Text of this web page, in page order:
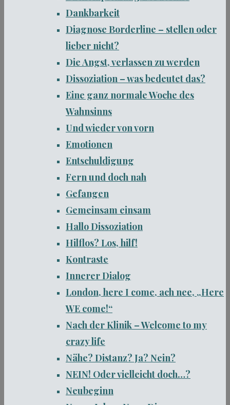
Dankbarkeit
Diagnose Borderline – stellen oder
lieber nicht?
Die Angst, verlassen zu werden
Dissoziation – was bedeutet das?
Eine ganz normale Woche des
Wahnsinns
Und wieder von vorn
Emotionen
Entschuldigung
Fern und doch nah
Gefangen
Gemeinsam einsam
Hallo Dissoziation
Hilflos? Los, hilf!
Kontraste
Innerer Dialog
London, here I come, ach nee, „Here
WE come!“
Nach der Klinik – Welcome to my
crazy life
Nähe? Distanz? Ja? Nein?
NEIN! Oder vielleicht doch…?
Neubeginn